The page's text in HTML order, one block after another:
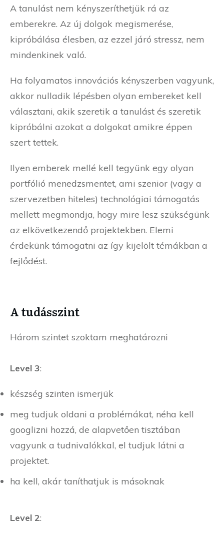
A tanulást nem kényszeríthetjük rá az
emberekre. Az új dolgok megismerése,
kipróbálása élesben, az ezzel járó stressz, nem
mindenkinek való.
Ha folyamatos innovációs kényszerben vagyunk,
akkor nulladik lépésben olyan embereket kell
választani, akik szeretik a tanulást és szeretik
kipróbálni azokat a dolgokat amikre éppen
szert tettek.
Ilyen emberek mellé kell tegyünk egy olyan
portfólió menedzsmentet, ami szenior (vagy a
szervezetben hiteles) technológiai támogatás
mellett megmondja, hogy mire lesz szükségünk
az elkövetkezendő projektekben. Elemi
érdekünk támogatni az így kijelölt témákban a
fejlődést.
A tudásszint
Három szintet szoktam meghatározni
Level 3:
készség szinten ismerjük
meg tudjuk oldani a problémákat, néha kell
googlizni hozzá, de alapvetően tisztában
vagyunk a tudnivalókkal, el tudjuk látni a
projektet.
ha kell, akár taníthatjuk is másoknak
Level 2: